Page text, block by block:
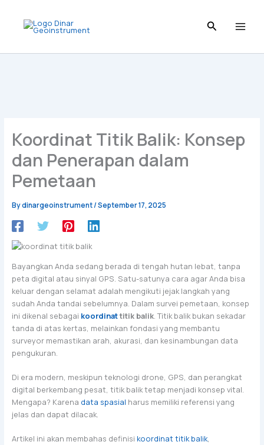
content
Koordinat Titik Balik: Konsep
dan Penerapan dalam
Pemetaan
Bydinargeoinstrument/September 17, 2025
Bayangkan Anda sedang berada di tengah hutan lebat, tanpa
peta digital atau sinyal GPS. Satu-satunya cara agar Anda bisa
keluar dengan selamat adalah mengikuti jejak langkah yang
sudah Anda tandai sebelumnya. Dalam survei pemetaan, konsep
ini dikenal sebagai koordinattitik balik. Titik balik bukan sekadar
tanda di atas kertas, melainkan fondasi yang membantu
surveyor memastikan arah, akurasi, dan kesinambungan data
pengukuran.
Di era modern, meskipun teknologi drone, GPS, dan perangkat
digital berkembang pesat, titik balik tetap menjadi konsep vital.
Mengapa? Karena data spasial harus memiliki referensi yang
jelas dan dapat dilacak.
Artikel ini akan membahas definisi koordinat titik balik,